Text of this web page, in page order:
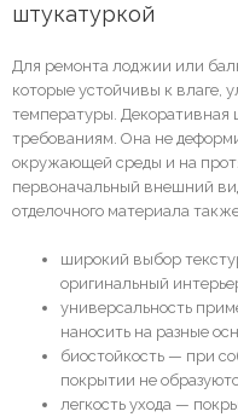
штукатуркой
Для ремонта лоджии или
которые устойчивы к влаге,
температуры. Декоративная
требованиям. Она не
окружающей среды и на
первоначальный внешний
отделочного материала
широкий выбор
оригинальный
универсальность
наносить на разные
биостойкость — при
покрытии не
легкость ухода —